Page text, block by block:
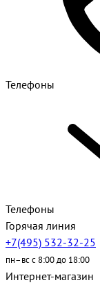
Телефоны
Телефоны
Горячая линия
+7(495) 532-32-25
пн–вс с 8:00 до 18:00
Интернет-магазин